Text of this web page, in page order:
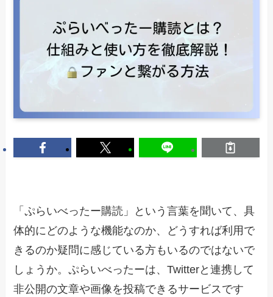
「ぷらいべったー購読」という言葉を聞いて、具
体的にどのような機能なのか、どうすれば利用で
きるのか疑問に感じている方もいるのではないで
しょうか。ぷらいべったーは、Twitterと連携して
非公開の文章や画像を投稿できるサービスです